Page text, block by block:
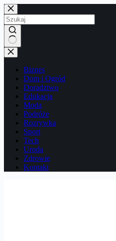
Przejdź
do
treści
Brak
wyników
Biznes
Dom i Ogród
Doradztwo
Edukacja
Moda
Podróże
Rozrywka
Sport
Tech
Uroda
Zdrowie
Kontakt